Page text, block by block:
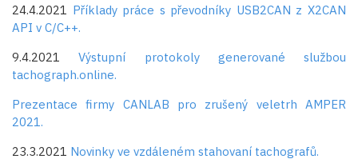
24.4.2021 Příklady práce s převodníky USB2CAN z X2CAN
API v C/C++.
9.4.2021 Výstupní protokoly generované službou
tachograph.online.
Prezentace firmy CANLAB pro zrušený veletrh AMPER
2021.
23.3.2021 Novinky ve vzdáleném stahovaní tachografů.